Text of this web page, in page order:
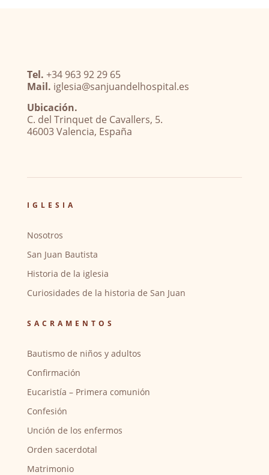
Tel. +34 963 92 29 65
Mail. iglesia@sanjuandelhospital.es
Ubicación.
C. del Trinquet de Cavallers, 5.
46003 Valencia, España
IGLESIA
Nosotros
San Juan Bautista
Historia de la iglesia
Curiosidades de la historia de San Juan
SACRAMENTOS
Bautismo de niños y adultos
Confirmación
Eucaristía – Primera comunión
Confesión
Unción de los enfermos
Orden sacerdotal
Matrimonio